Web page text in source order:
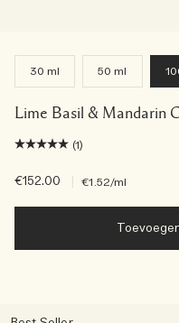
30 ml 50 ml
Lime Basil & Mandarin
(1)
€152.00 €1.52/ml